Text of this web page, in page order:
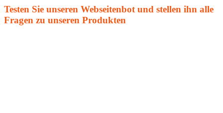
Testen Sie unseren Webseitenbot und stellen ihn alle
Fragen zu unseren Produkten